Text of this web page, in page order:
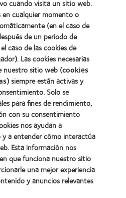
100®
(2012)
de contacto
cuando visita un sitio web.
en cualquier momento o
(en el caso de
de un periodo de
caso de las cookies de
Las cookies necesarias
nuestro sitio web (cookies
) siempre están activas y
Solo se
para fines de rendimiento,
con su consentimiento
nos ayudan a
a entender cómo interactúa
Esta información nos
que funciona nuestro sitio
una mejor experiencia
y anuncios relevantes